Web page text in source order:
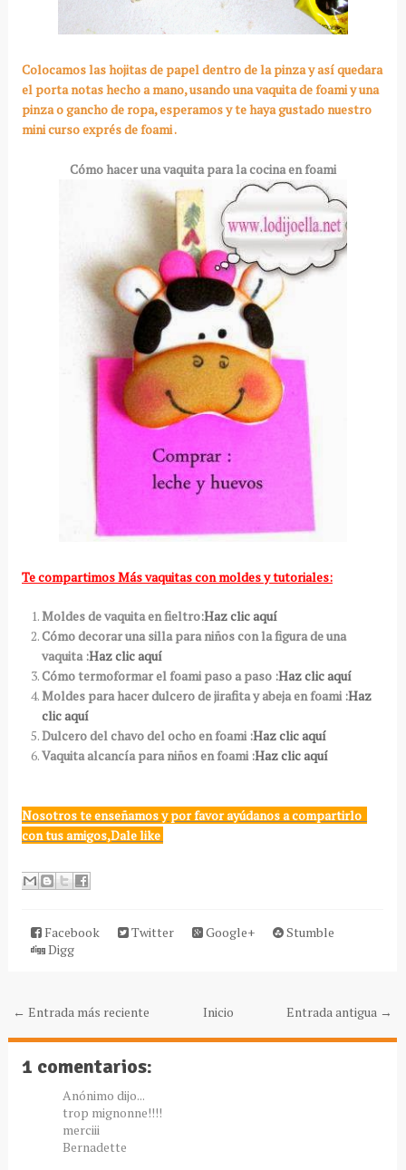
Colocamos las hojitas de papel dentro de la pinza y así quedara
el porta notas hecho a mano, usando una vaquita de foami y una
pinza o gancho de ropa, esperamos y te haya gustado nuestro
mini curso exprés de foami .
Cómo hacer una vaquita para la cocina en foami
Te compartimos Más vaquitas con moldes y tutoriales:
Moldes de vaquita en fieltro:Haz clic aquí
Cómo decorar una silla para niños con la figura de una
vaquita :Haz clic aquí
Cómo termoformar el foami paso a paso :Haz clic aquí
Moldes para hacer dulcero de jirafita y abeja en foami :Haz
clic aquí
Dulcero del chavo del ocho en foami :Haz clic aquí
Vaquita alcancía para niños en foami :Haz clic aquí
Nosotros te enseñamos y por favor ayúdanos a compartirlo
con tus amigos,Dale like
Facebook Twitter Google+
Stumble
Digg
← Entrada más reciente Entrada antigua →
Inicio
1 comentarios:
Anónimo dijo...
trop mignonne!!!!
merciii
Bernadette